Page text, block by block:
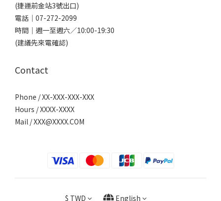
(捷運前金站3號出口)
電話｜ 07-272-2099
時間｜週一至週六／10:00-19:30
(建議先來電確認)
Contact
Phone / XX-XXX-XXX-XXX
Hours / XXXX-XXXX
Mail /XXX@XXXX.COM
$ TWD English